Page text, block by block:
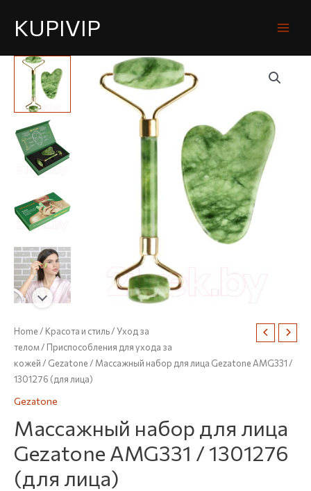
KUPIVIP
Home/ Красота и стиль/Уход за
телом/ Приспособления для ухода за
кожей/ Gezatone/ Массажный набор для лица Gezatone AMG331 /
1301276 (для лица)
Gezatone
Массажный набор для лица
Gezatone AMG331 / 1301276
(для лица)